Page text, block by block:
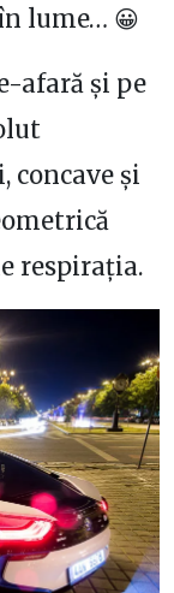
lume… 😀
afară și pe
concave și
respirația.